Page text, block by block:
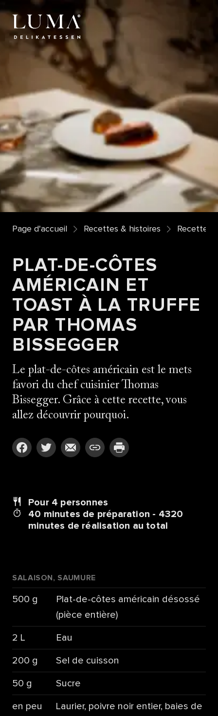
Page d'accueil Recettes & histoires Recettes
PLAT-DE-CÔTES
AMÉRICAIN ET
TOAST À LA TRUFFE
PAR THOMAS
BISSEGGER
Le plat-de-côtes américain est le mets
favori du chef cuisinier Thomas
Bissegger. Grâce à cette recette, vous
allez découvrir pourquoi.
Pour 4 personnes
40 minutes de préparation - 4320
minutes de réalisation au total
SALAISON, SAUMURE
500 g
Plat-de-côtes américain désossé
(pièce entière)
2 L Eau
200 g Sel de cuisson
50 g Sucre
en peu
Laurier, poivre noir entier, baies de